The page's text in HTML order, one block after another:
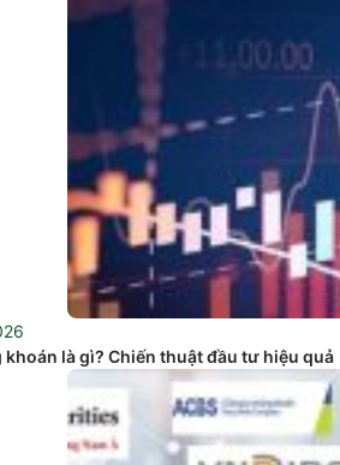
là gì? Chiến thuật đầu tư hiệu quả